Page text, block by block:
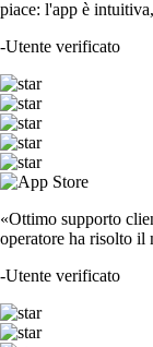
piace: l'app è
-Utente verificato
«Ottimo supporto
operatore ha risolto il
-Utente verificato